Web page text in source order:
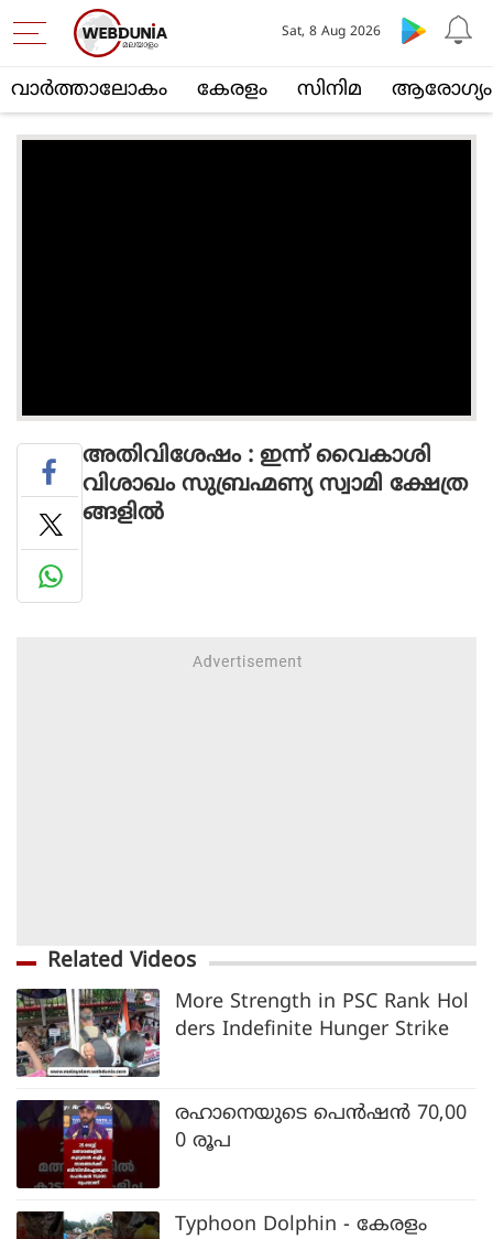
വാര്‍ത്താലോകം കേരളം സിനിമ ആരോഗ്യം
Sat, 8 Aug 2026
അതിവിശേഷം : ഇന്ന് വൈകാശി
വിശാഖം സുബ്രഹ്മണ്യ സ്വാമി ക്ഷേത്ര
ങ്ങളിൽ
Related Videos
More Strength in PSC Rank Hol
ders Indefinite Hunger Strike
രഹാനെയുടെ പെൻഷൻ 70,00
0 രൂപ
Typhoon Dolphin - കേരളം